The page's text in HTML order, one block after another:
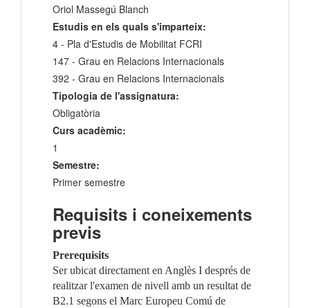
Oriol Massegú Blanch
Estudis en els quals s'imparteix:
4 - Pla d'Estudis de Mobilitat FCRI
147 - Grau en Relacions Internacionals
392 - Grau en Relacions Internacionals
Tipologia de l'assignatura:
Obligatòria
Curs acadèmic:
1
Semestre:
Primer semestre
Requisits i coneixements
previs
Prerequisits
Ser ubicat directament en Anglès I després de
realitzar l'examen de nivell amb un resultat de
B2.1 segons el Marc Europeu Comú de